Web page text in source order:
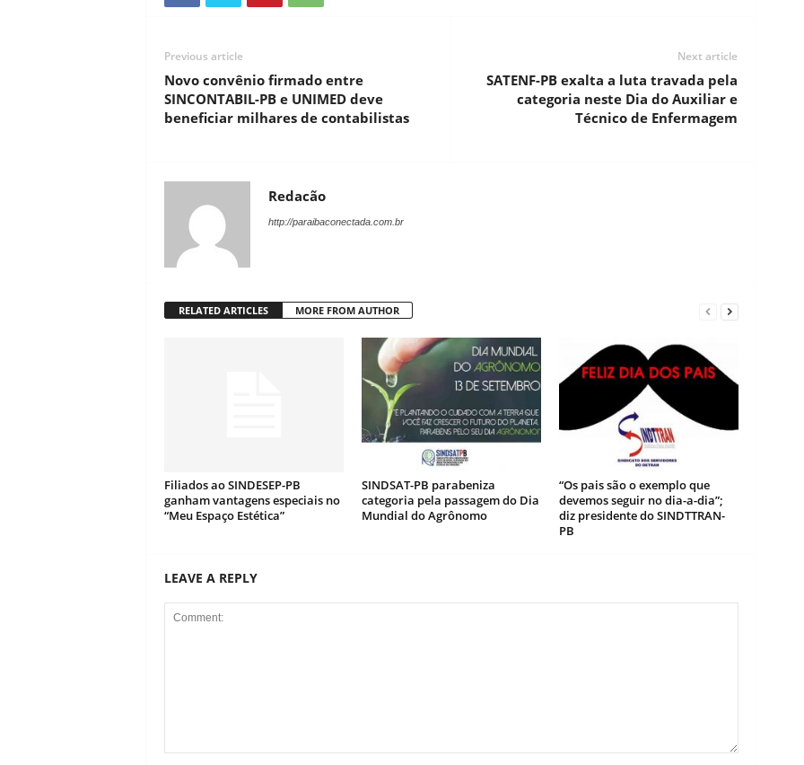
Previous article
Novo convênio firmado entre
SINCONTABIL-PB e UNIMED deve
beneficiar milhares de contabilistas
Next article
SATENF-PB exalta a luta travada pela
categoria neste Dia do Auxiliar e
Técnico de Enfermagem
Redacão
http://paraibaconectada.com.br
RELATED ARTICLES MORE FROM AUTHOR
Filiados ao SINDESEP-PB
ganham vantagens especiais no
“Meu Espaço Estética”
SINDSAT-PB parabeniza
categoria pela passagem do Dia
Mundial do Agrônomo
“Os pais são o exemplo que
devemos seguir no dia-a-dia”;
diz presidente do SINDTTRAN-
PB
LEAVE A REPLY